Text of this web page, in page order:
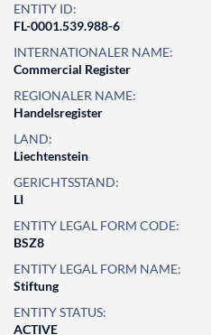
ENTITY ID:
FL-0001.539.988-6
INTERNATIONALER NAME:
Commercial Register
REGIONALER NAME:
Handelsregister
LAND:
Liechtenstein
GERICHTSSTAND:
LI
ENTITY LEGAL FORM CODE:
BSZ8
ENTITY LEGAL FORM NAME:
Stiftung
ENTITY STATUS:
ACTIVE